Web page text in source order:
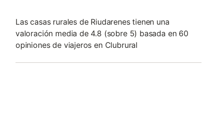
Las casas rurales de Riudarenes tienen una
valoración media de 4.8 (sobre 5) basada en 60
opiniones de viajeros en Clubrural